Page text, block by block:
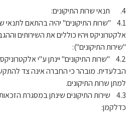
4. תנאי שרות התיקונים:
4.1 "שרות התיקונים" יהיה בהתאם
אלקטרוניקס ויהיו כוללים את השירותים
"שירות התיקונים"):
4.2 "שרות התיקונים" יינתן ע"י
הבלעדית. מובהר כי החברה אינה צד
למתן שרות התיקונים.
4.3 שירות התיקונים שינתן במסגרת
כדלקמן: